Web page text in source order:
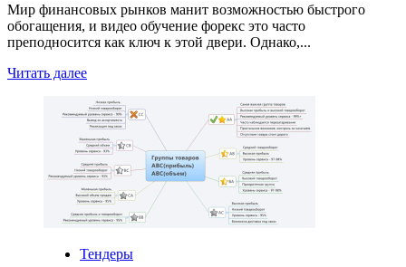
Мир финансовых рынков манит возможностью быстрого
обогащения, и видео обучение форекс это часто
преподносится как ключ к этой двери. Однако,...
Читать далееRead
about
Видео
обучение
форекс:
стоит
ли
тратить
время
деньги
Тендеры